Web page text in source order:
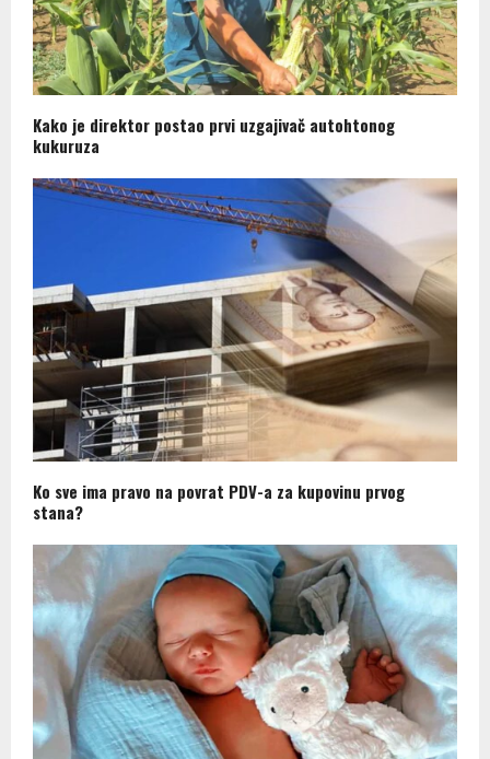
Kako je direktor postao prvi uzgajivač autohtonog
kukuruza
Ko sve ima pravo na povrat PDV-a za kupovinu prvog
stana?